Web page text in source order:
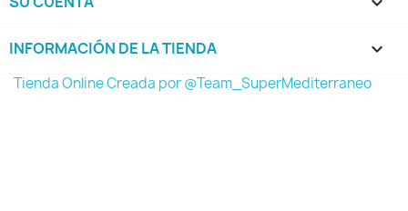
INFORMACIÓN DE LA TIENDA keyboard_arrow_down
Tienda Online Creada por @Team_SuperMediterraneo